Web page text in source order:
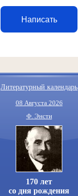
Написать
Литературный календарь
08 Августа 2026
Ф. Энсти
170 лет
со дня рождения